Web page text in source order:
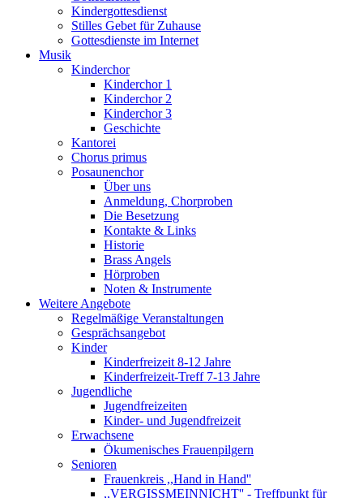
Kindergottesdienst
Stilles Gebet für Zuhause
Gottesdienste im Internet
Musik
Kinderchor
Kinderchor 1
Kinderchor 2
Kinderchor 3
Geschichte
Kantorei
Chorus primus
Posaunenchor
Über uns
Anmeldung, Chorproben
Die Besetzung
Kontakte & Links
Historie
Brass Angels
Hörproben
Noten & Instrumente
Weitere Angebote
Regelmäßige Veranstaltungen
Gesprächsangebot
Kinder
Kinderfreizeit 8-12 Jahre
Kinderfreizeit-Treff 7-13 Jahre
Jugendliche
Jugendfreizeiten
Kinder- und Jugendfreizeit
Erwachsene
Ökumenisches Frauenpilgern
Senioren
Frauenkreis ,,Hand in Hand''
,,VERGISSMEINNICHT'' - Treffpunkt für